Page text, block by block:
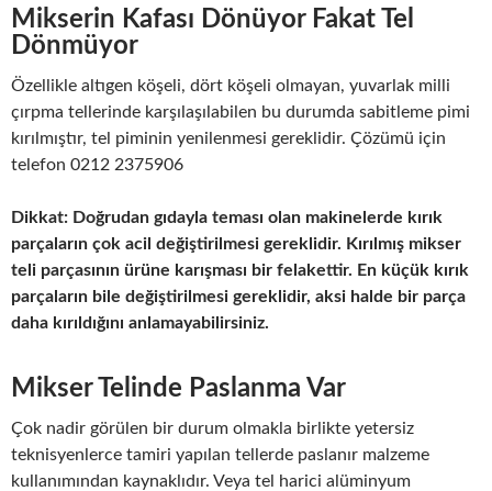
Mikserin Kafası Dönüyor Fakat Tel
Dönmüyor
Özellikle altıgen köşeli, dört köşeli olmayan, yuvarlak milli
çırpma tellerinde karşılaşılabilen bu durumda sabitleme pimi
kırılmıştır, tel piminin yenilenmesi gereklidir. Çözümü için
telefon 0212 2375906
Dikkat: Doğrudan gıdayla teması olan makinelerde kırık
parçaların çok acil değiştirilmesi gereklidir. Kırılmış mikser
teli parçasının ürüne karışması bir felakettir. En küçük kırık
parçaların bile değiştirilmesi gereklidir, aksi halde bir parça
daha kırıldığını anlamayabilirsiniz.
Mikser Telinde Paslanma Var
Çok nadir görülen bir durum olmakla birlikte yetersiz
teknisyenlerce tamiri yapılan tellerde paslanır malzeme
kullanımından kaynaklıdır. Veya tel harici alüminyum